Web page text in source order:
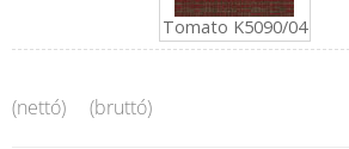
Tomato K5090/04
(nettó) (bruttó)